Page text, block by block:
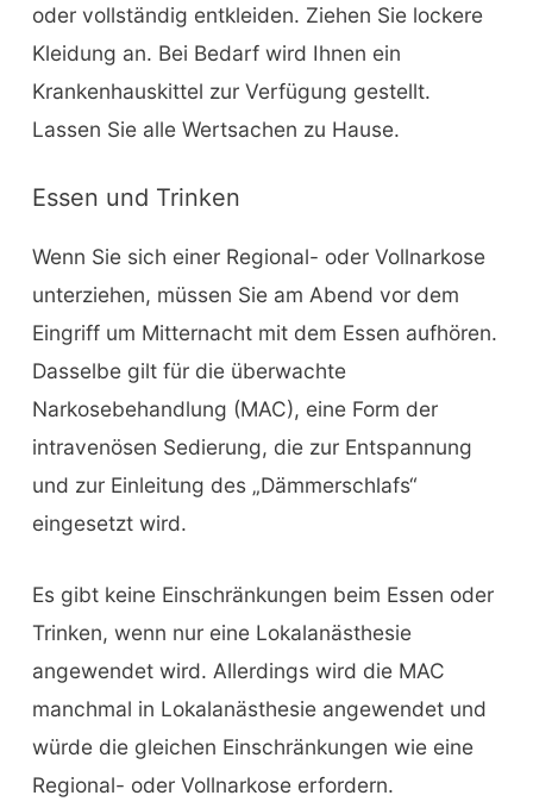
oder vollständig entkleiden. Ziehen Sie lockere
Kleidung an. Bei Bedarf wird Ihnen ein
Krankenhauskittel zur Verfügung gestellt.
Lassen Sie alle Wertsachen zu Hause.
Essen und Trinken
Wenn Sie sich einer Regional- oder Vollnarkose
unterziehen, müssen Sie am Abend vor dem
Eingriff um Mitternacht mit dem Essen aufhören.
Dasselbe gilt für die überwachte
Narkosebehandlung (MAC), eine Form der
intravenösen Sedierung, die zur Entspannung
und zur Einleitung des „Dämmerschlafs“
eingesetzt wird.
Es gibt keine Einschränkungen beim Essen oder
Trinken, wenn nur eine Lokalanästhesie
angewendet wird. Allerdings wird die MAC
manchmal in Lokalanästhesie angewendet und
würde die gleichen Einschränkungen wie eine
Regional- oder Vollnarkose erfordern.